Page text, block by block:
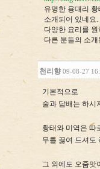
유명한 용대리
소개되어 있네요.
다양한 요리를
다른 분들의 소
천리향 09-08-27
기본적으로
술과 담배는 하시
황태와 미역은 따
무를 끓여 드셔도
그 외에도 오줌맛